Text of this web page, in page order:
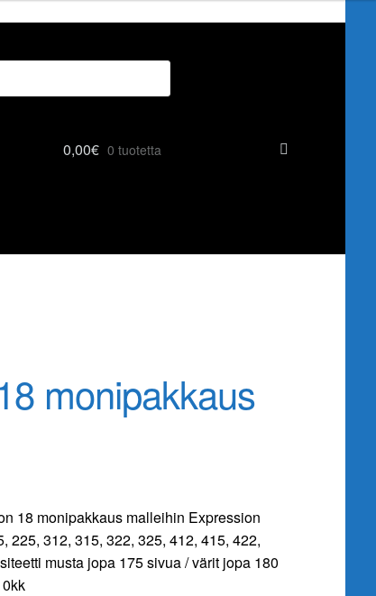
0,00€ 0 tuotetta
monipakkaus
18 monipakkaus malleihin Expression
225, 312, 315, 322, 325, 412, 415, 422,
musta jopa 175 sivua / värit jopa 180